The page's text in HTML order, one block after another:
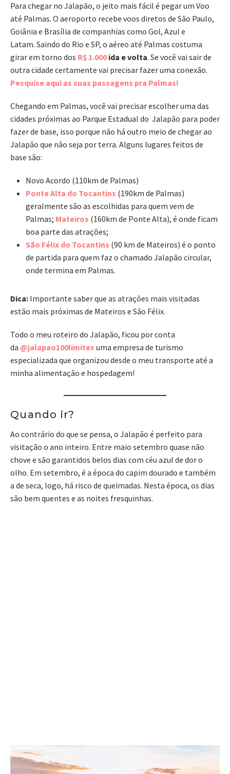
Para chegar no Jalapão, o jeito mais fácil é pegar um Voo
até Palmas. O aeroporto recebe voos diretos de São Paulo,
Goiânia e Brasília de companhias como Gol, Azul e
Latam. Saindo do Rio e SP, o aéreo até Palmas costuma
girar em torno dos R$ 1.000ida e volta. Se você vai sair de
outra cidade certamente vai precisar fazer uma conexão.
Pesquise aqui as suas passagens pra Palmas!
Chegando em Palmas, você vai precisar escolher uma das
cidades próximas ao Parque Estadual do Jalapão para poder
fazer de base, isso porque não há outro meio de chegar ao
Jalapão que não seja por terra. Alguns lugares feitos de
base são:
Novo Acordo (110km de Palmas)
Ponte Alta do Tocantins (190km de Palmas)
geralmente são as escolhidas para quem vem de
Palmas; Mateiros (160km de Ponte Alta), é onde ficam
boa parte das atrações;
São Félix do Tocantins (90 km de Mateiros) é o ponto
de partida para quem faz o chamado Jalapão circular,
onde termina em Palmas.
Dica: Importante saber que as atrações mais visitadas
estão mais próximas de Mateiros e São Félix.
Todo o meu roteiro do Jalapão, ficou por conta
da @jalapao100limites uma empresa de turismo
especializada que organizou desde o meu transporte até a
minha alimentação e hospedagem!
Quando ir?
Ao contrário do que se pensa, o Jalapão é perfeito para
visitação o ano inteiro. Entre maio setembro quase não
chove e são garantidos belos dias com céu azul de dor o
olho. Em setembro, é a época do capim dourado e também
a de seca, logo, há risco de queimadas. Nesta época, os dias
são bem quentes e as noites fresquinhas.